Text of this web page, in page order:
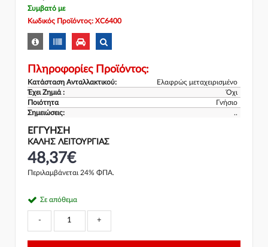
Συμβατό με
Κωδικός Προϊόντος: XC6400
Πληροφορίες Προϊόντος:
Κατάσταση Ανταλλακτικού:
Ελαφρώς μεταχειρισμένο
Έχει Ζημιά :
Όχι
Ποιότητα
Γνήσιο
Σημειώσεις:
..
ΕΓΓΎΗΣΗ
ΚΑΛΗΣ ΛΕΙΤΟΥΡΓΙΑΣ
48,37€
Περιλαμβάνεται 24% ΦΠΑ.
Σε απόθεμα
- +